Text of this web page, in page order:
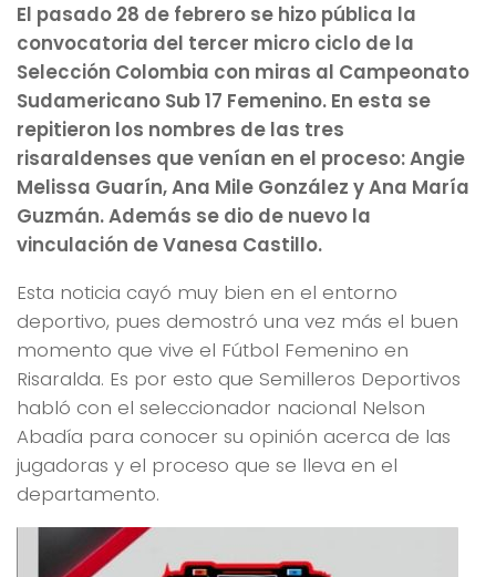
El pasado 28 de febrero se hizo pública la
convocatoria del tercer micro ciclo de la
Selección Colombia con miras al Campeonato
Sudamericano Sub 17 Femenino. En esta se
repitieron los nombres de las tres
risaraldenses que venían en el proceso: Angie
Melissa Guarín, Ana Mile González y Ana María
Guzmán. Además se dio de nuevo la
vinculación de Vanesa Castillo.
Esta noticia cayó muy bien en el entorno
deportivo, pues demostró una vez más el buen
momento que vive el Fútbol Femenino en
Risaralda. Es por esto que Semilleros Deportivos
habló con el seleccionador nacional Nelson
Abadía para conocer su opinión acerca de las
jugadoras y el proceso que se lleva en el
departamento.